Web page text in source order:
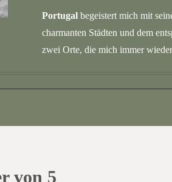
Portugal begeistert mich mit
charmanten Städten und dem
zwei Orte, die mich immer
von 5